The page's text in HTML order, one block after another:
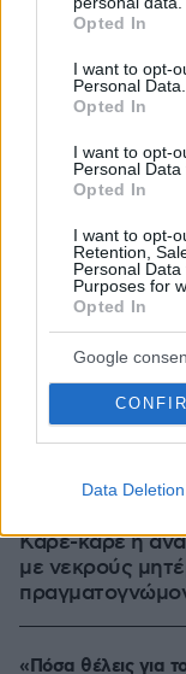
grant or deny
use your data for
consent section.
Opted In
I want to opt-
Personal Data.
Opted In
I want to opt-
Personal Data
Opted In
I want to opt-
Retention,
Personal
Purposes for
Opted In
Google
Data Deletion
Καρέ-καρέ η
με νεκρούς
«Πόσα θέλεις για